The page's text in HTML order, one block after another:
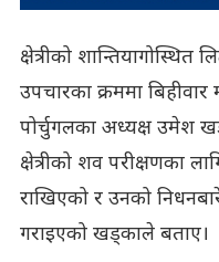
क्षेत्रीको
उपचारका क्रममा
पोर्चुगलका अध्यक्ष उमेश
क्षेत्रीको शव परीक्षणका
राखिएको र उनको
गराइएको खड्काले बताए।